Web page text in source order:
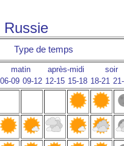
Russie
Type de temps
matin après-midi
soir
06-09 09-12 12-15 15-18 18-21